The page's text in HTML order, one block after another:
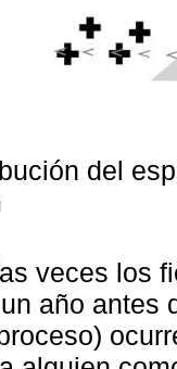
del
veces los
año antes